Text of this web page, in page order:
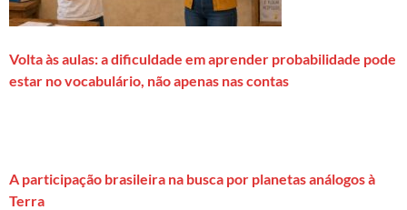
Volta às aulas: a dificuldade em aprender probabilidade pode
estar no vocabulário, não apenas nas contas
A participação brasileira na busca por planetas análogos à
Terra